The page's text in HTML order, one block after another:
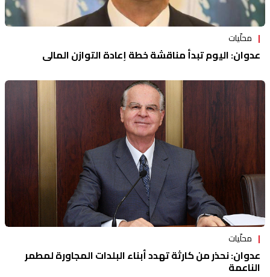
محلّيات
عدوان: اليوم تبدأ مناقشة خطة إعادة التوازن المالي
محلّيات
عدوان: نحذر من كارثة تهدد أبناء البلدات المجاورة لمطمر
الناعمة